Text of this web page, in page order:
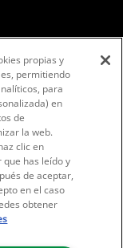
propias y
permitiendo
para
en
de
la web.
clic en
has leído y
de aceptar,
en el caso
obtener